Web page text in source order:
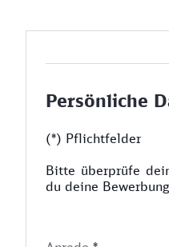
Persönliche
(*) Pflichtfelder
Bitte überprüfe
du deine